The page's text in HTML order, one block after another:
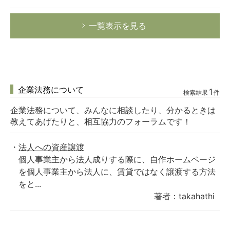
一覧表示を見る
企業法務について 検索結果 1 件
企業法務について、みんなに相談したり、分かるときは
教えてあげたりと、相互協力のフォーラムです！
法人への資産譲渡
個人事業主から法人成りする際に、自作ホームページ
を個人事業主から法人に、賃貸ではなく譲渡する方法
をと...
著者：takahathi